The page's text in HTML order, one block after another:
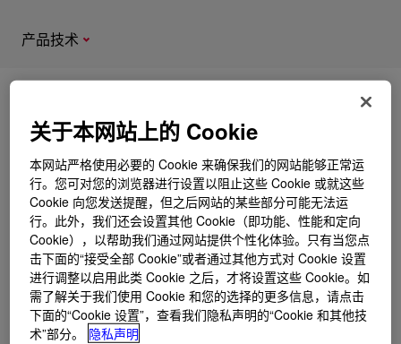
产品技术
关于本网站上的 Cookie
本网站严格使用必要的 Cookie 来确保我们的网站能够正常运
行。您可对您的浏览器进行设置以阻止这些 Cookie 或就这些
Cookie 向您发送提醒，但之后网站的某些部分可能无法运
行。此外，我们还会设置其他 Cookie（即功能、性能和定向
Cookie），以帮助我们通过网站提供个性化体验。只有当您点
击下面的“接受全部 Cookie”或者通过其他方式对 Cookie 设置
进行调整以启用此类 Cookie 之后，才将设置这些 Cookie。如
需了解关于我们使用 Cookie 和您的选择的更多信息，请点击
下面的“Cookie 设置”，查看我们隐私声明的“Cookie 和其他技
术”部分。
隐私声明